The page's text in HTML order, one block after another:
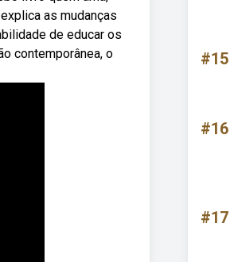
as mudanças
de educar os
contemporânea, o
#15
#16
#17